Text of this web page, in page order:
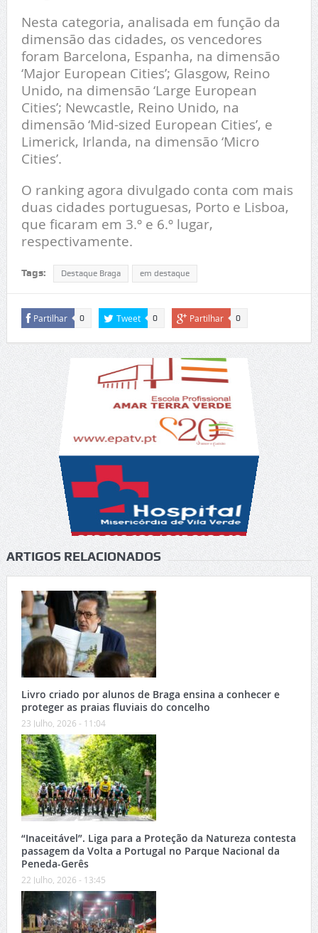
Nesta categoria, analisada em função da
dimensão das cidades, os vencedores
foram Barcelona, Espanha, na dimensão
‘Major European Cities’; Glasgow, Reino
Unido, na dimensão ‘Large European
Cities’; Newcastle, Reino Unido, na
dimensão ‘Mid-sized European Cities’, e
Limerick, Irlanda, na dimensão ‘Micro
Cities’.
O ranking agora divulgado conta com mais
duas cidades portuguesas, Porto e Lisboa,
que ficaram em 3.º e 6.º lugar,
respectivamente.
Tags: Destaque Braga em destaque
Partilhar 0 Tweet 0 Partilhar 0
ARTIGOS RELACIONADOS
Livro criado por alunos de Braga ensina a conhecer e
proteger as praias fluviais do concelho
23 Julho, 2026 - 11:04
“Inaceitável”. Liga para a Proteção da Natureza contesta
passagem da Volta a Portugal no Parque Nacional da
Peneda-Gerês
22 Julho, 2026 - 13:45